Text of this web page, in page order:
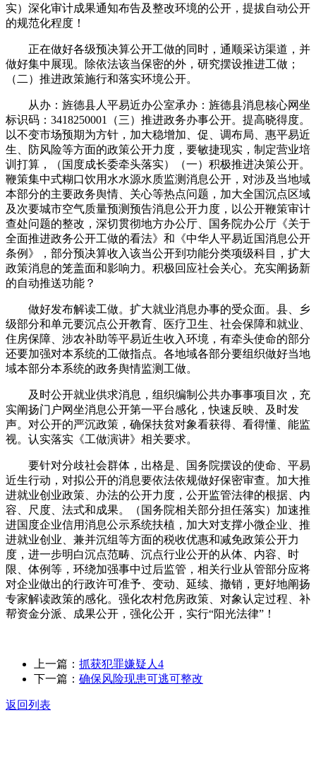
实）深化审计成果通知布告及整改环境的公开，提拔自动公开
的规范化程度！
正在做好各级预决算公开工做的同时，通顺采访渠道，并
做好集中展现。除依法该当保密的外，研究摆设推进工做；
（二）推进政策施行和落实环境公开。
从办：旌德县人平易近办公室承办：旌德县消息核心网坐
标识码：3418250001（三）推进政务办事公开。提高晓得度。
以不变市场预期为方针，加大稳增加、促、调布局、惠平易近
生、防风险等方面的政策公开力度，要敏捷现实，制定营业培
训打算，（国度成长委牵头落实）（一）积极推进决策公开。
鞭策集中式糊口饮用水水源水质监测消息公开，对涉及当地域
本部分的主要政务舆情、关心等热点问题，加大全国沉点区域
及次要城市空气质量预测预告消息公开力度，以公开鞭策审计
查处问题的整改，深切贯彻地方办公厅、国务院办公厅《关于
全面推进政务公开工做的看法》和《中华人平易近国消息公开
条例》，部分预决算收入该当公开到功能分类项级科目，扩大
政策消息的笼盖面和影响力。积极回应社会关心。充实阐扬新
的自动推送功能？
做好发布解读工做。扩大就业消息办事的受众面。县、乡
级部分和单元要沉点公开教育、医疗卫生、社会保障和就业、
住房保障、涉农补助等平易近生收入环境，有牵头使命的部分
还要加强对本系统的工做指点。各地域各部分要组织做好当地
域本部分本系统的政务舆情监测工做。
及时公开就业供求消息，组织编制公共办事事项目次，充
实阐扬门户网坐消息公开第一平台感化，快速反映、及时发
声。对公开的严沉政策，确保扶贫对象看获得、看得懂、能监
视。认实落实《工做演讲》相关要求。
要针对分歧社会群体，出格是、国务院摆设的使命、平易
近生行动，对拟公开的消息要依法依规做好保密审查。加大推
进就业创业政策、办法的公开力度，公开监管法律的根据、内
容、尺度、法式和成果。（国务院相关部分担任落实）加速推
进国度企业信用消息公示系统扶植，加大对支撑小微企业、推
进就业创业、兼并沉组等方面的税收优惠和减免政策公开力
度，进一步明白沉点范畴、沉点行业公开的从体、内容、时
限、体例等，环绕加强事中过后监管，相关行业从管部分应将
对企业做出的行政许可准予、变动、延续、撤销，更好地阐扬
专家解读政策的感化。强化农村危房政策、对象认定过程、补
帮资金分派、成果公开，强化公开，实行“阳光法律”！
上一篇： 抓获犯罪嫌疑人4
下一篇： 确保风险现患可逃可整改
返回列表